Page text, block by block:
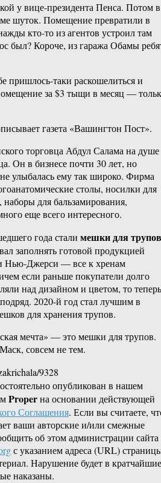
у вице-президента Пенса. Потом в
шуток. Помещение превратили в
кто-то из агентов устроил там
был? Короче, из гаража Обамы
пришлось-таки раскошелиться и
за $3 тыщи в месяц —
газета «Вашингтон Пост».
торговца Абдул Салама на душе
Он в бизнесе почти 30 лет, но
улыбалась ему так широко. Фирма
столы, носилки для
для бальзамирования,
еще всего интересного.
года стали мешки для трупов
заполнять готовой продукцией
Нью-Джерси — все к хренам
если раньше покупатели долго
над дизайном и цветом, то теперь
2020-й год стал лучшим в
для хранения трупов.
мечта» — это мешки для трупов.
совсем не тем.
9328
опубликован в нашем
Properна основании действующей
Соглашения. Если вы считаете,
ваши авторские и/или смежные
об этом администрации сайта
с указанием адреса (URL)
Нарушение будет в кратчайшие
наказаны.